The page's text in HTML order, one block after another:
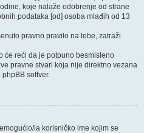
koje nalaže odobrenje od strane
podataka [od] osoba mlađih od 13
pravno pravilo na tebe, zatraži
će reći da je potpuno besmisleno
pravne stvari koja nije direktno vezana
softver.
la korisničko ime kojim se